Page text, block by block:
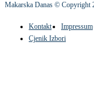
Makarska Danas © Copyright
Kontakt Impressum
Cjenik Izbori